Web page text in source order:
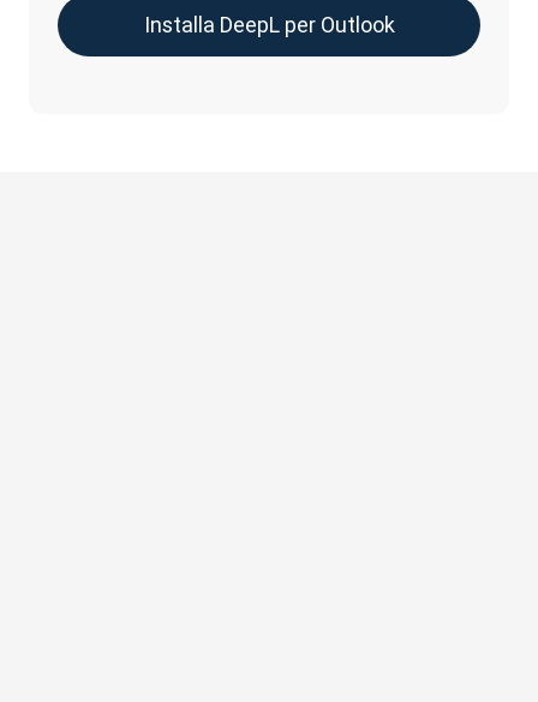
Installa DeepL per Outlook